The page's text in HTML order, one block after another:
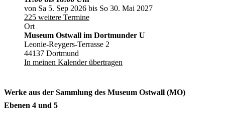
von Sa 5. Sep 2026 bis So 30. Mai 2027
225 weitere Termine
Ort
Museum Ostwall im Dortmunder U
Leonie-Reygers-Terrasse 2
44137 Dortmund
In meinen Kalender übertragen
Werke aus der Sammlung des Museum Ostwall (MO)
Ebenen 4 und 5